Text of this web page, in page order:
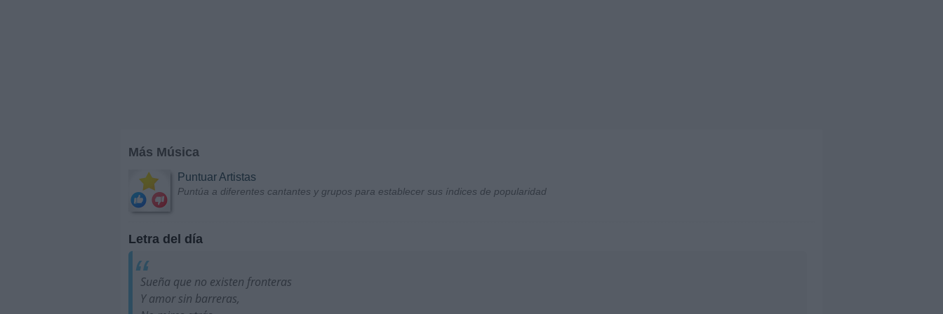
Más Música
Puntuar Artistas
Puntúa a diferentes cantantes y grupos para establecer sus índices de popularidad
Letra del día
Sueña que no existen fronteras
Y amor sin barreras,